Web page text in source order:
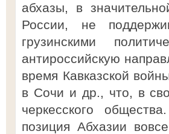
абхазы, в
России, не
грузинскими
антироссийскую
время Кавказской
в Сочи и др., что, в
черкесского
позиция Абхазии